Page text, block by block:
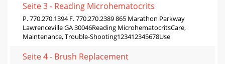
Seite 3 - Reading Microhematocrits
P. 770.270.1394 F. 770.270.2389 865 Marathon Parkway
Lawrenceville GA 30046Reading MicrohematocritsCare,
Maintenance, Trouble-Shooting123412345678Use
Seite 4 - Brush Replacement